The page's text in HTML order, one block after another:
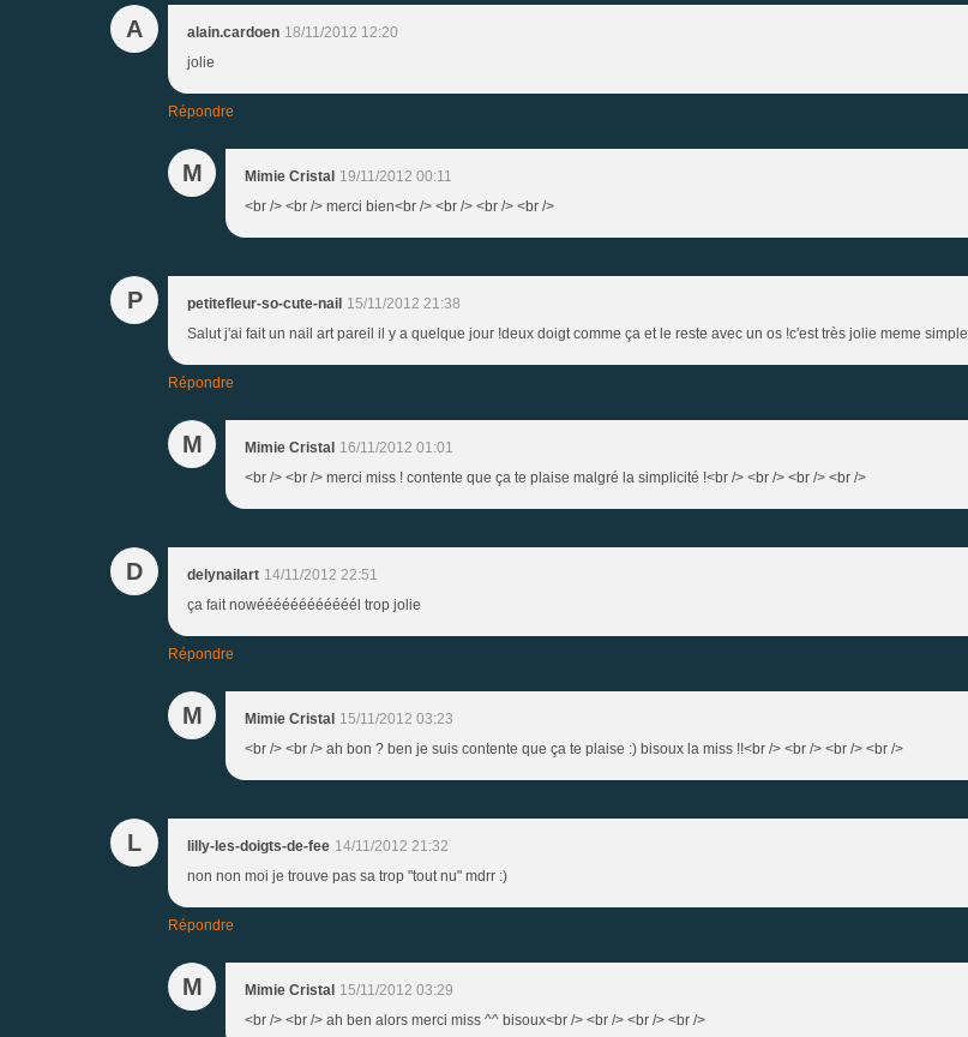
A alain.cardoen 18/11/2012 12:20
jolie
Répondre
M Mimie Cristal 19/11/2012 00:11
<br /> <br /> merci bien<br /> <br /> <br /> <br />
P petitefleur-so-cute-nail 15/11/2012 21:38
Salut j'ai fait un nail art pareil il y a quelque jour !deux doigt comme ça et le reste avec un os !c'est très jolie meme simple
Répondre
M Mimie Cristal 16/11/2012 01:01
<br /> <br /> merci miss ! contente que ça te plaise malgré la simplicité !<br /> <br /> <br /> <br />
D delynailart 14/11/2012 22:51
ça fait nowéééééééééééél trop jolie
Répondre
M Mimie Cristal 15/11/2012 03:23
<br /> <br /> ah bon ? ben je suis contente que ça te plaise :) bisoux la miss !!<br /> <br /> <br /> <br />
L lilly-les-doigts-de-fee 14/11/2012 21:32
non non moi je trouve pas sa trop "tout nu" mdrr :)
Répondre
M Mimie Cristal 15/11/2012 03:29
<br /> <br /> ah ben alors merci miss ^^ bisoux<br /> <br /> <br /> <br />